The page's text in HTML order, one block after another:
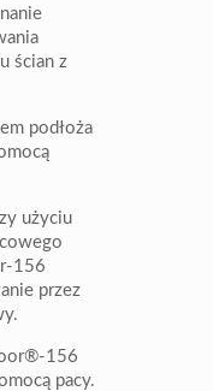
ścian z
podłoża
użyciu
156
przez
156
pacy.